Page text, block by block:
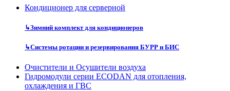
Кондиционер для серверной
↳Зимний комплект для кондиционеров
↳Системы ротации и резервирования БУРР и БИС
Очистители и Осушители воздуха
Гидромодули серии ECODAN для отопления,
охлаждения и ГВС